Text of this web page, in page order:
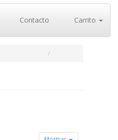
Contacto Carrito